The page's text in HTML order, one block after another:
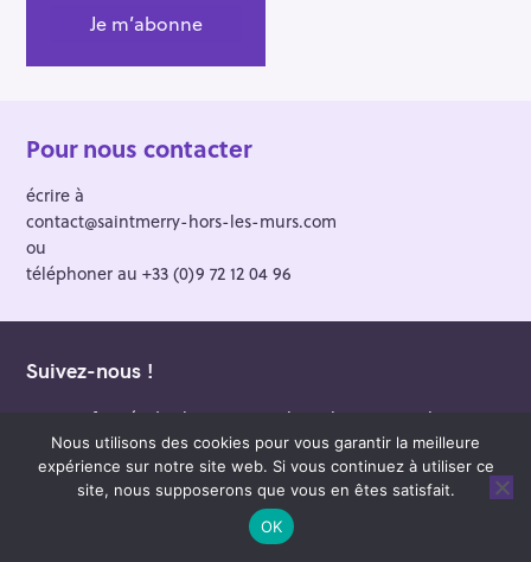
Pour nous contacter
écrire à
contact@saintmerry-hors-les-murs.com
ou
téléphoner au +33 (0)9 72 12 04 96
Suivez-nous !
Soyez informés de chaque nouvel article par e-mail
Je m'inscris
Nous utilisons des cookies pour vous garantir la meilleure
expérience sur notre site web. Si vous continuez à utiliser ce
site, nous supposerons que vous en êtes satisfait.
OK